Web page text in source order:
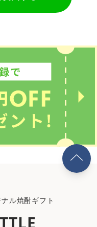
ル焼酎ギフト